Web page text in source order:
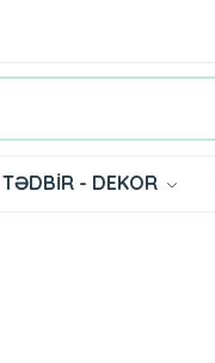
TƏDBİR - DEKOR